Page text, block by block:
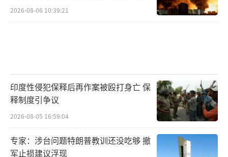
2026-08-06 10:39:21
印度性侵犯保释后再作案被殴打身亡 保
释制度引争议
2026-08-05 16:59:04
专家：涉台问题特朗普教训还没吃够 撤
军止损建议浮现